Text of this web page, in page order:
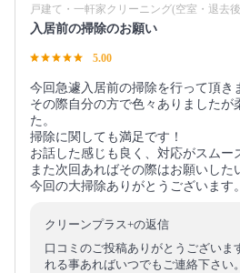
戸建て・一軒家クリーニング(空室・退去
入居前の掃除のお願い
5.00
今回急遽入居前の掃除を行って頂き
その際自分の方で色々ありましたが
た。
掃除に関しても満足です！
お話した感じも良く、対応がスムー
また次回あればその際はお願いした
今回の大掃除ありがとうございます。
クリーンプラス+の返信
口コミのご投稿ありがとうございま
れる事あればいつでもご連絡下さい